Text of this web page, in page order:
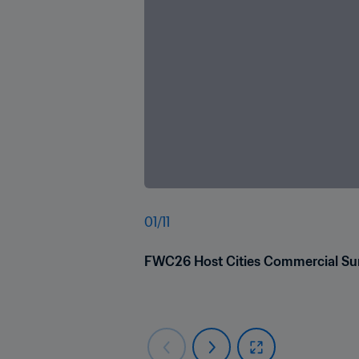
01/11
FWC26 Host Cities Commercial